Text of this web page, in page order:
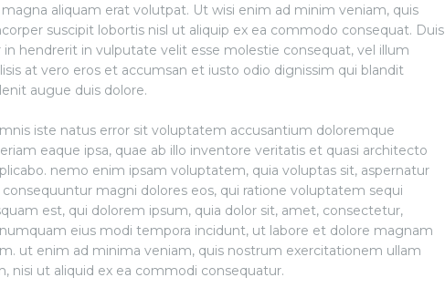
aliquam erat volutpat. Ut wisi enim ad minim veniam, quis
suscipit lobortis nisl ut aliquip ex ea commodo consequat. Duis
hendrerit in vulputate velit esse molestie consequat, vel illum
at vero eros et accumsan et iusto odio dignissim qui blandit
augue duis dolore.
iste natus error sit voluptatem accusantium doloremque
eaque ipsa, quae ab illo inventore veritatis et quasi architecto
nemo enim ipsam voluptatem, quia voluptas sit, aspernatur
magni dolores eos, qui ratione voluptatem sequi
est, qui dolorem ipsum, quia dolor sit, amet, consectetur,
eius modi tempora incidunt, ut labore et dolore magnam
ut enim ad minima veniam, quis nostrum exercitationem ullam
nisi ut aliquid ex ea commodi consequatur.